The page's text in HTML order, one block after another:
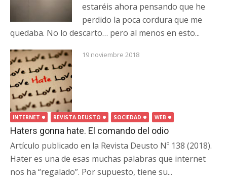
estaréis ahora pensando que he
perdido la poca cordura que me
quedaba. No lo descarto… pero al menos en esto...
19 noviembre 2018
INTERNET REVISTA DEUSTO SOCIEDAD WEB
Haters gonna hate. El comando del odio
Artículo publicado en la Revista Deusto Nº 138 (2018).
Hater es una de esas muchas palabras que internet
nos ha “regalado”. Por supuesto, tiene su...